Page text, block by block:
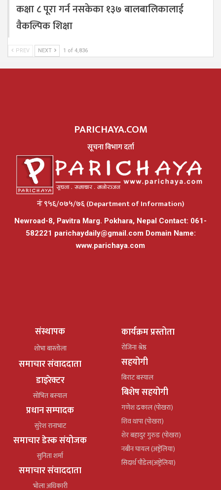
कक्षा ८ पूरा गर्न नसकेका १३७ बालबालिकालाई
वैकल्पिक शिक्षा
PREV NEXT 1 of 4,836
PARICHAYA.COM
सूचना विभाग दर्ता
नंः ९५६/०७५/७६ (Department of Information)
Newroad-8, Pavitra Marg. Pokhara, Nepal Contact: 061-
582221 parichaydaily@gmail.comDomain Name:
www.parichaya.com
संस्थापक
शोभा बास्तोला
समाचार संवाददाता
डाइरेक्टर
सोभित बस्याल
प्रधान सम्पादक
सुरेश रानाभाट
समाचार डेस्क संयोजक
सुनिता शर्मा
समाचार संवाददाता
भोला अधिकारी
कार्यक्रम प्रस्तोता
रोजिना श्रेष्ठ
सहयोगी
बिराट बस्याल
बिशेष सहयोगी
गणेश ढकाल (पोखरा)
शिव थापा (पोखरा)
शेर बहादुर गुरुङ (पोखरा)
नबीन घायल (अष्ट्रेलिया)
सिदार्थ पौडेल(अष्ट्रेलिया)